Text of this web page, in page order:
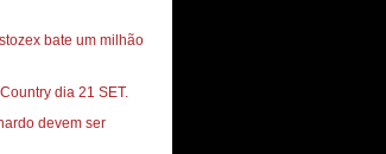
bate um milhão
dia 21 SET.
devem ser